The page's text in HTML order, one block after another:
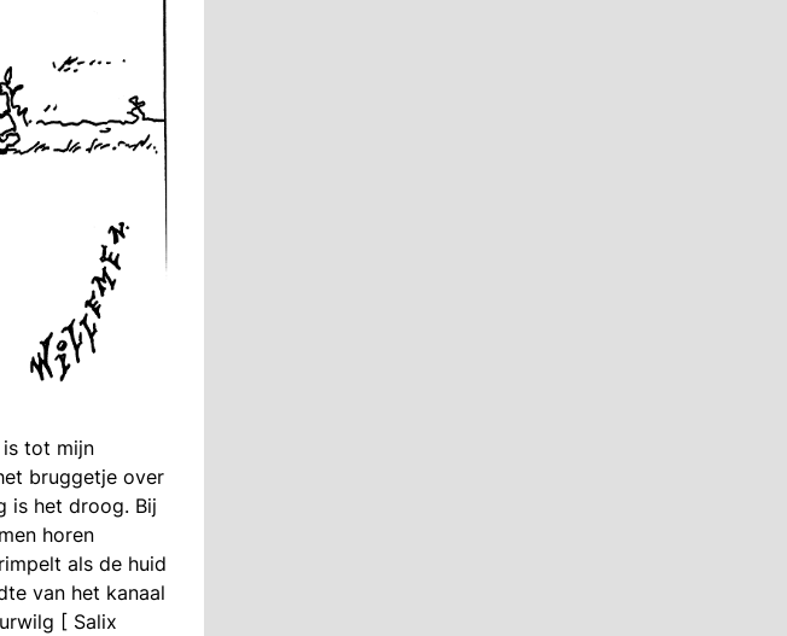
is tot mijn
bruggetje over
is het droog. Bij
horen
als de huid
van het kanaal
[ Salix